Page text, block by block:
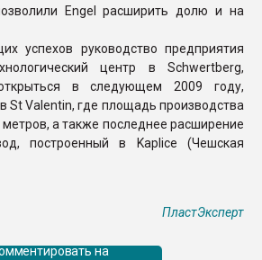
Engel расширить долю и на
успехов руководство предприятия
центр в Schwertberg,
в следующем 2009 году,
St Valentin, где площадь производства
метров, а также последнее расширение
построенный в Kaplice (Чешская
ПластЭксперт
на